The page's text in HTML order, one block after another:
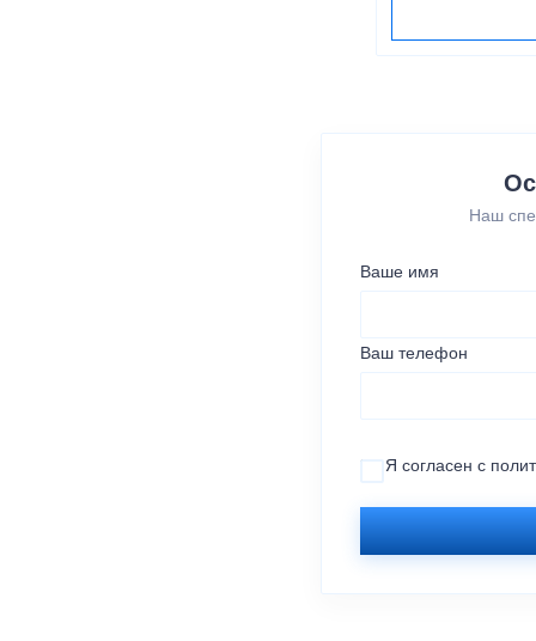
Наш
Ваше имя
Ваш телефон
Я согласен с